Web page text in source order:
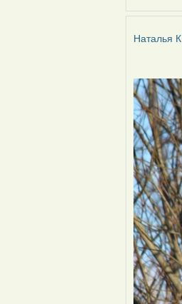
К
Наталья К